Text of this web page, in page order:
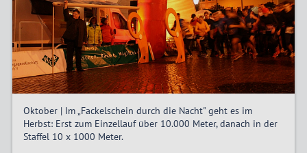
Oktober | Im „Fackelschein durch die Nacht" geht es im
Herbst: Erst zum Einzellauf über 10.000 Meter, danach in der
Staffel 10 x 1000 Meter.